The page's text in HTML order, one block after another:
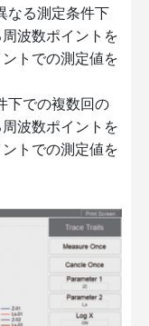
なる測定条件下
波数ポイントを
トでの測定値を
下での複数回の
波数ポイントを
トでの測定値を